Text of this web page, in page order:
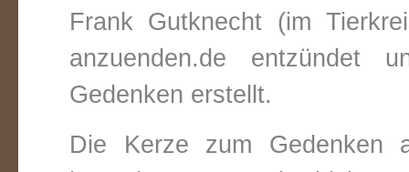
Frank Gutknecht (im
anzuenden.de entzündet
Gedenken erstellt.
Die Kerze zum Gedenken